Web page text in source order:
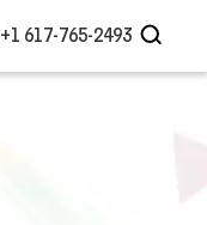
+1 617-765-2493